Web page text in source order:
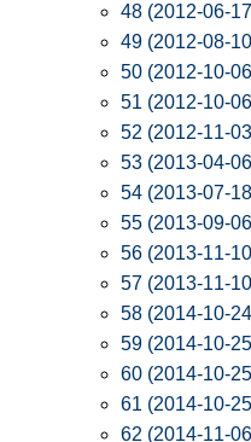
48 (2012-06-
49 (2012-08-
50 (2012-10-
51 (2012-10-
52 (2012-11-
53 (2013-04-
54 (2013-07-
55 (2013-09-
56 (2013-11-
57 (2013-11-
58 (2014-10-
59 (2014-10-
60 (2014-10-
61 (2014-10-
62 (2014-11-